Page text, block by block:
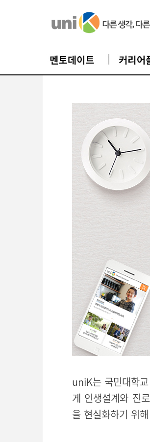
uniK는 국민대학교
게 인생설계와 진
을 현실화하기 위